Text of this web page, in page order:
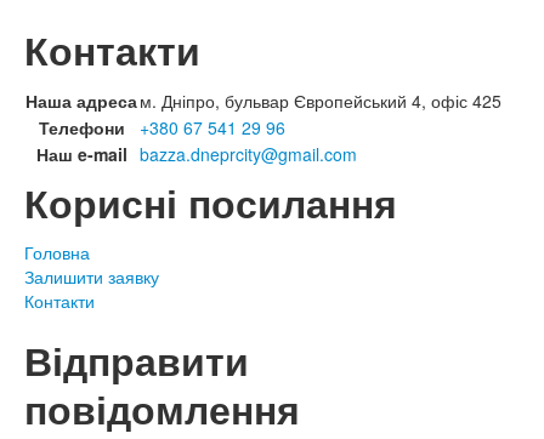
Контакти
Наша адресам. Дніпро, бульвар Європейський 4, офіс 425
Телефони
+380 67 541 29 96
Наш e-mail bazza.dneprcity@gmail.com
Корисні посилання
Головна
Залишити заявку
Контакти
Відправити
повідомлення